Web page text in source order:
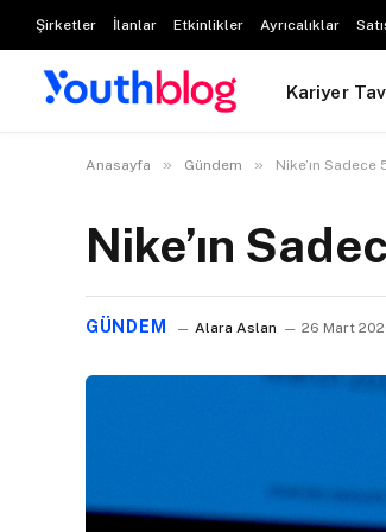
Şirketler İlanlar Etkinlikler Ayrıcalıklar
Kariyer
Anasayfa » Gündem » Nike’ın
Nike’ın
GÜNDEM Alara Aslan 26 Mart